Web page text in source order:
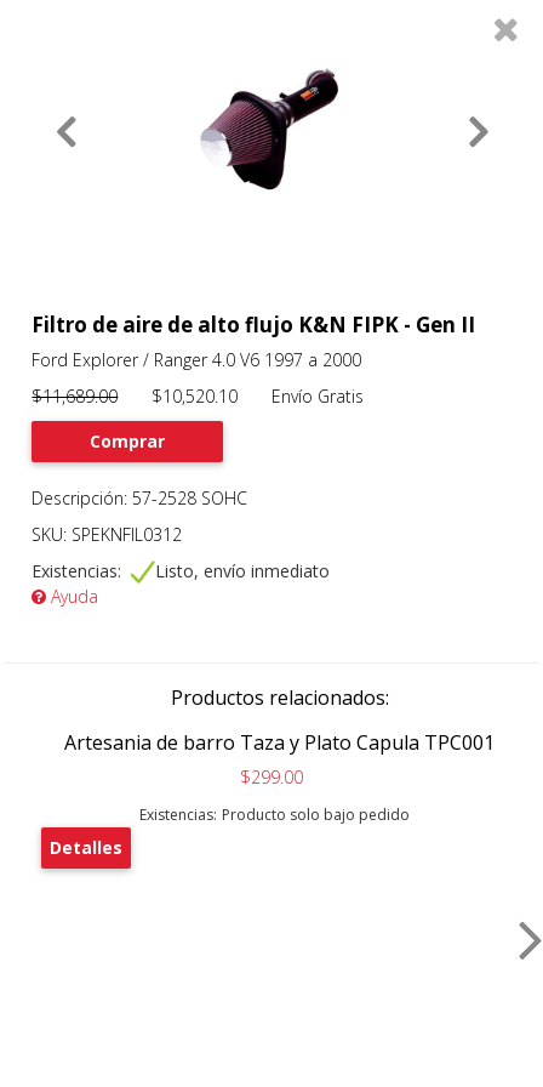
0
Previous
Filtro de aire de alto flujo K&N FIPK - Gen II
Ford Explorer / Ranger 4.0 V6 1997 a 2000
$11,689.00$10,520.10 Envío Gratis
Comprar
Descripción: 57-2528 SOHC
SKU: SPEKNFIL0312
Existencias:
Listo, envío inmediato
Ayuda
Productos relacionados:
Artesania de barro Taza y Plato Capula TPC001
$299.00
Existencias: Producto solo bajo pedido
Detalles